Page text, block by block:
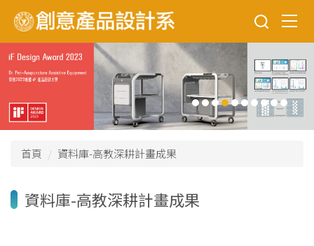
到
主
要
內
區
首頁 資料庫-高教深耕計畫成果
資料庫-高教深耕計畫成果